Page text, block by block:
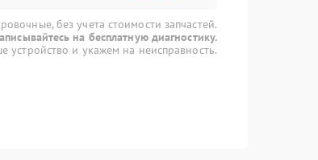
без учета стоимости запчастей.
на бесплатную диагностику.
устройство и укажем на неисправность.